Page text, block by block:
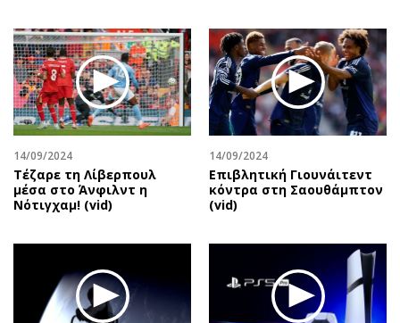
Οικονομική
Οικονομία
Real Estate
Επιχειρήσεις
Αγορές
Money Review
AstroBank Properties
Trends
Περιβάλλον
Ελλάδα
Αφιερώματα
Πολιτική
Οικονομία
Γενικά
Αναδρομές
Πρόσωπα
Περιβάλλον
Good Life
Ταξίδια
Συνταγές
14/09/2024
Τέζαρε τη Λίβερπουλ
μέσα στο Άνφιλντ η
Νότιγχαμ! (vid)
14/09/2024
Επιβλητική Γιουνάιτεντ
κόντρα στη Σαουθάμπτον
(vid)